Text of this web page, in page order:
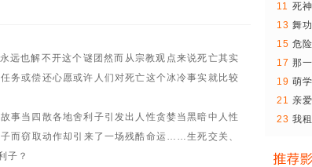
远也解不开这个谜团然而从宗教观点来说死亡其实
务或偿还心愿或许人们对死亡这个冰冷事实就比较
事当四散各地舍利子引发出人性贪婪当黑暗中人性
而窃取动作却引来了一场残酷命运……生死交关、
子？
11 死
13 舞
15 危
17 那
+..
19 萌
21 亲
了
23 我